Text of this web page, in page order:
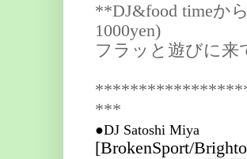
**DJ&food timeか
1000yen)
フラッと遊びに来
***
●DJ Satoshi Miya
[BrokenSport/